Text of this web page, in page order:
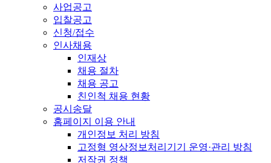
사업공고
입찰공고
신청/접수
인사채용
인재상
채용 절차
채용 공고
친인척 채용 현황
공시송달
홈페이지 이용 안내
개인정보 처리 방침
고정형 영상정보처리기기 운영·관리 방침
저작권 정책